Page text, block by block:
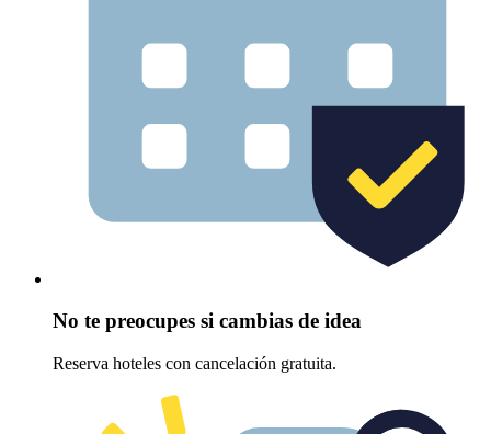
No te preocupes si cambias de idea
Reserva hoteles con cancelación gratuita.